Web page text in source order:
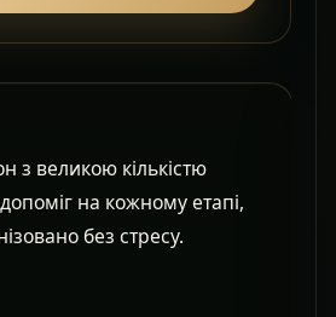
з великою кількістю
на кожному етапі,
без стресу.